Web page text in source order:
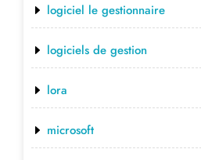
logiciel le gestionnaire
logiciels de gestion
lora
microsoft